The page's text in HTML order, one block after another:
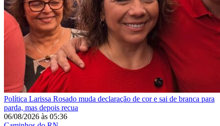
Política Larissa Rosado muda declaração de cor e sai de branca para
parda, mas depois recua
06/08/2026 às 05:36